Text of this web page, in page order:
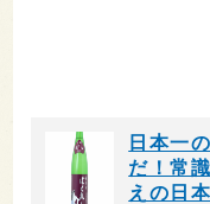
日本一
だ！常
えの日